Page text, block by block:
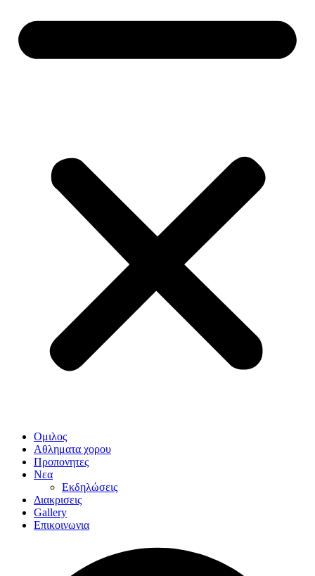
Ομιλος
Αθληματα χορου
Προπονητες
Νεα
Εκδηλώσεις
Διακρισεις
Gallery
Επικοινωνια